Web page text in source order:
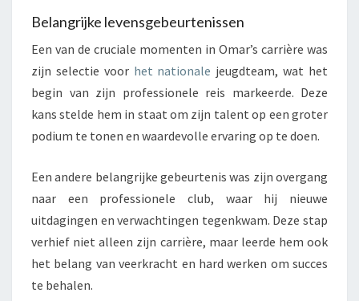
Belangrijke levensgebeurtenissen
Een van de cruciale momenten in Omar’s carrière was
zijn selectie voor het nationale jeugdteam, wat het
begin van zijn professionele reis markeerde. Deze
kans stelde hem in staat om zijn talent op een groter
podium te tonen en waardevolle ervaring op te doen.
Een andere belangrijke gebeurtenis was zijn overgang
naar een professionele club, waar hij nieuwe
uitdagingen en verwachtingen tegenkwam. Deze stap
verhief niet alleen zijn carrière, maar leerde hem ook
het belang van veerkracht en hard werken om succes
te behalen.